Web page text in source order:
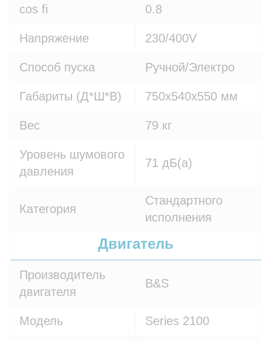
cos fi 0.8
Напряжение 230/400V
Способ пуска Ручной/Электро
Габариты (Д*Ш*В) 750х540х550 мм
Вес 79 кг
Уровень шумового
давления
71 дБ(а)
Категория
Стандартного
исполнения
Двигатель
Производитель
двигателя
B&S
Модель Series 2100